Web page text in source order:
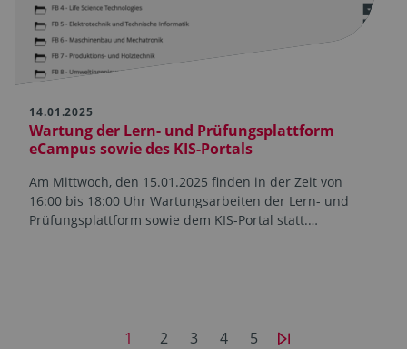
14.01.2025
Wartung der Lern- und Prüfungsplattform
eCampus sowie des KIS-Portals
Am Mittwoch, den 15.01.2025 finden in der Zeit von
16:00 bis 18:00 Uhr Wartungsarbeiten der Lern- und
Prüfungsplattform sowie dem KIS-Portal statt.…
1 2 3 4 5